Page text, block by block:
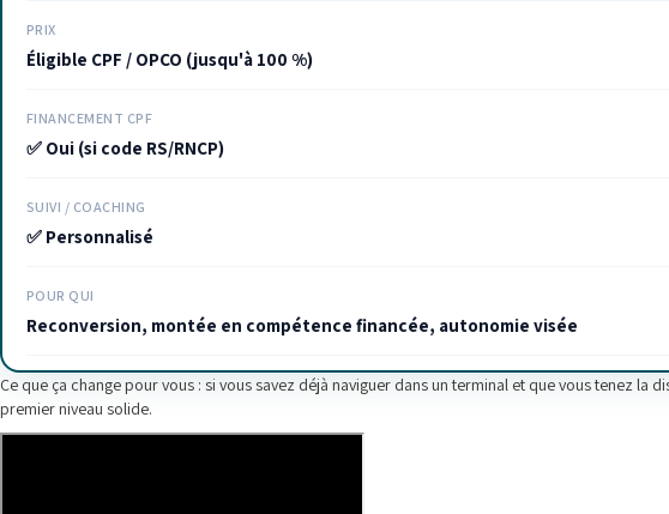
PRIX
Éligible CPF / OPCO (jusqu'à 100 %)
FINANCEMENT CPF
✅ Oui (si code RS/RNCP)
SUIVI / COACHING
✅ Personnalisé
POUR QUI
Reconversion, montée en compétence financée, autonomie visée
Ce que ça change pour vous : si vous savez déjà naviguer dans un terminal et que vous tenez
premier niveau solide.